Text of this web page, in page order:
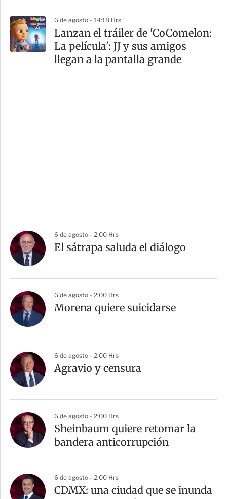
6 de agosto - 14:18 Hrs
Lanzan el tráiler de 'CoComelon:
La película': JJ y sus amigos
llegan a la pantalla grande
6 de agosto - 2:00 Hrs
El sátrapa saluda el diálogo
6 de agosto - 2:00 Hrs
Morena quiere suicidarse
6 de agosto - 2:00 Hrs
Agravio y censura
6 de agosto - 2:00 Hrs
Sheinbaum quiere retomar la
bandera anticorrupción
6 de agosto - 2:00 Hrs
CDMX: una ciudad que se inunda